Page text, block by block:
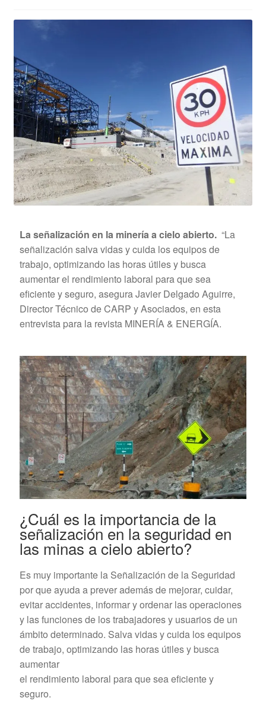
La señalización en la minería a cielo abierto. “La
señalización salva vidas y cuida los equipos de
trabajo, optimizando las horas útiles y busca
aumentar el rendimiento laboral para que sea
eficiente y seguro, asegura Javier Delgado Aguirre,
Director Técnico de CARP y Asociados, en esta
entrevista para la revista MINERÍA & ENERGÍA.
¿Cuál es la importancia de la
señalización en la seguridad en
las minas a cielo abierto?
Es muy importante la Señalización de la Seguridad
por que ayuda a prever además de mejorar, cuidar,
evitar accidentes, informar y ordenar las operaciones
y las funciones de los trabajadores y usuarios de un
ámbito determinado. Salva vidas y cuida los equipos
de trabajo, optimizando las horas útiles y busca
aumentar
el rendimiento laboral para que sea eficiente y
seguro.